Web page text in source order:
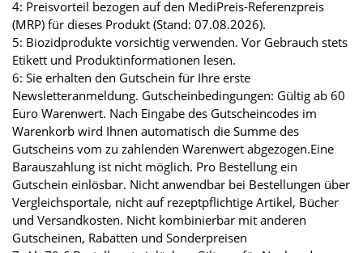
4: Preisvorteil bezogen auf den MediPreis-Referenzpreis
(MRP) für dieses Produkt (Stand: 07.08.2026).
5: Biozidprodukte vorsichtig verwenden. Vor Gebrauch stets
Etikett und Produktinformationen lesen.
6: Sie erhalten den Gutschein für Ihre erste
Newsletteranmeldung. Gutscheinbedingungen: Gültig ab 60
Euro Warenwert. Nach Eingabe des Gutscheincodes im
Warenkorb wird Ihnen automatisch die Summe des
Gutscheins vom zu zahlenden Warenwert abgezogen.Eine
Barauszahlung ist nicht möglich. Pro Bestellung ein
Gutschein einlösbar. Nicht anwendbar bei Bestellungen über
Vergleichsportale, nicht auf rezeptpflichtige Artikel, Bücher
und Versandkosten. Nicht kombinierbar mit anderen
Gutscheinen, Rabatten und Sonderpreisen